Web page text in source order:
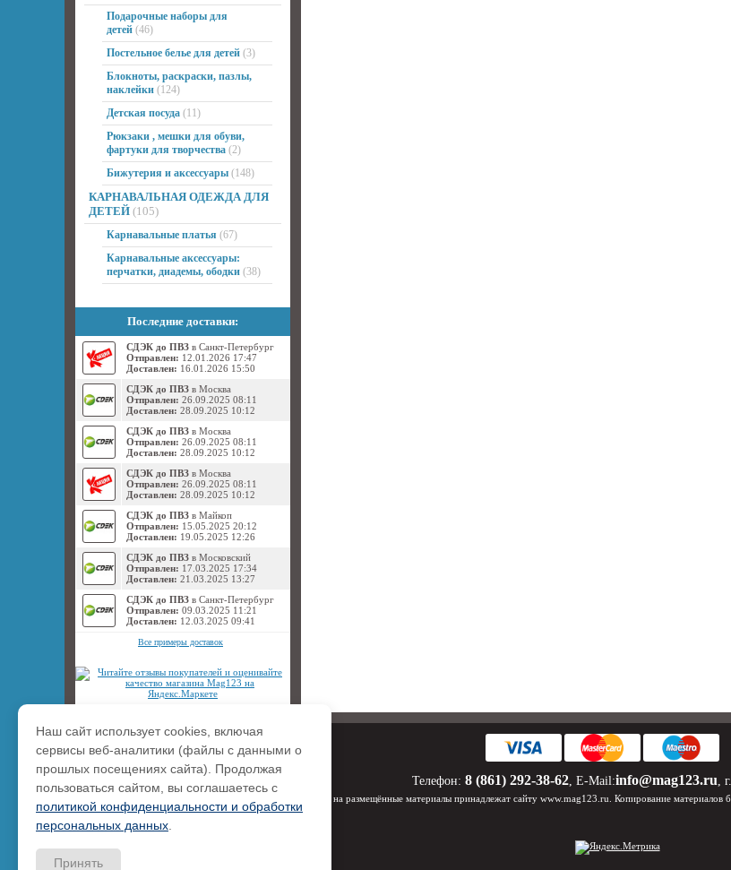
Подарочные наборы для
детей (46)
Постельное белье для детей (3)
Блокноты, раскраски, пазлы,
наклейки (124)
Детская посуда (11)
Рюкзаки , мешки для обуви,
фартуки для творчества (2)
Бижутерия и аксессуары (148)
КАРНАВАЛЬНАЯ ОДЕЖДА ДЛЯ
ДЕТЕЙ (105)
Карнавальные платья (67)
Карнавальные аксессуары:
перчатки, диадемы, ободки (38)
Последние доставки:
СДЭК до ПВЗ в Санкт-Петербург
Отправлен: 12.01.2026 17:47
Доставлен: 16.01.2026 15:50
СДЭК до ПВЗ в Москва
Отправлен: 26.09.2025 08:11
Доставлен: 28.09.2025 10:12
СДЭК до ПВЗ в Москва
Отправлен: 26.09.2025 08:11
Доставлен: 28.09.2025 10:12
СДЭК до ПВЗ в Москва
Отправлен: 26.09.2025 08:11
Доставлен: 28.09.2025 10:12
СДЭК до ПВЗ в Майкоп
Отправлен: 15.05.2025 20:12
Доставлен: 19.05.2025 12:26
СДЭК до ПВЗ в Московский
Отправлен: 17.03.2025 17:34
Доставлен: 21.03.2025 13:27
СДЭК до ПВЗ в Санкт-Петербург
Отправлен: 09.03.2025 11:21
Доставлен: 12.03.2025 09:41
Все примеры доставок
Телефон: 8 (861) 292-38-62, E-Mail:info@mag123.ru,
Права на размещённые материалы принадлежат сайту www.mag123.ru. Копирование материалов
Наш сайт использует cookies, включая
сервисы веб-аналитики (файлы с данными о
прошлых посещениях сайта). Продолжая
пользоваться сайтом, вы соглашаетесь с
политикой конфиденциальности и обработки
персональных данных
Принять